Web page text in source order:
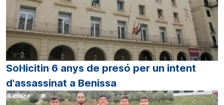
Sol·licitin 6 anys de presó per un intent
d'assassinat a Benissa